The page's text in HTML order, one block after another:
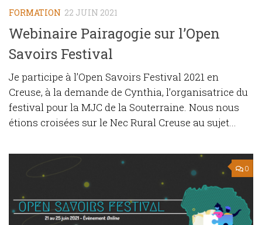
FORMATION 22 JUIN 2021
Webinaire Pairagogie sur l’Open
Savoirs Festival
Je participe à l’Open Savoirs Festival 2021 en
Creuse, à la demande de Cynthia, l’organisatrice du
festival pour la MJC de la Souterraine. Nous nous
étions croisées sur le Nec Rural Creuse au sujet...
0